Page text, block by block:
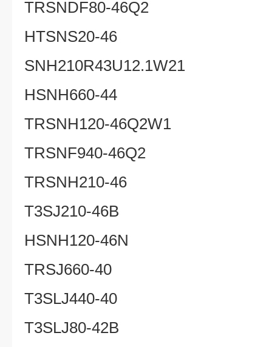
TRSNDF80-46Q2
HTSNS20-46
SNH210R43U12.1W21
HSNH660-44
TRSNH120-46Q2W1
TRSNF940-46Q2
TRSNH210-46
T3SJ210-46B
HSNH120-46N
TRSJ660-40
T3SLJ440-40
T3SLJ80-42B